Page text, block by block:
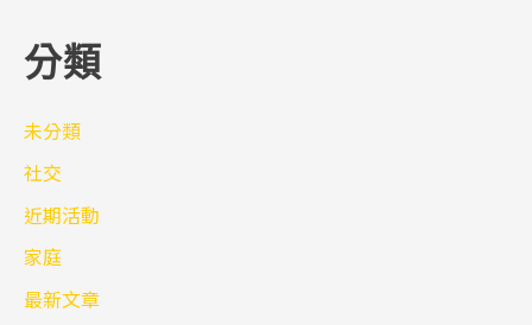
分類
未分類
社交
近期活動
家庭
最新文章